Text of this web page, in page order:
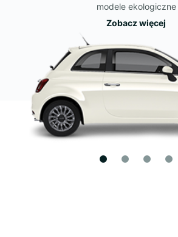
modele ekologiczne
Zobacz więcej